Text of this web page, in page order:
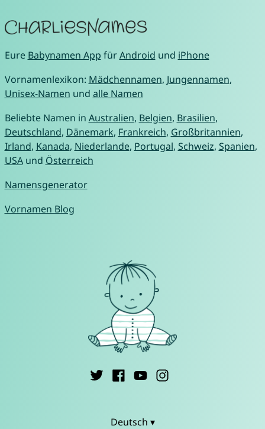
Eure Babynamen App fürAndroid und iPhone
Vornamenlexikon: Mädchennamen, Jungennamen,
Unisex-Namen und alle Namen
Beliebte Namen in Australien, Belgien, Brasilien,
Deutschland, Dänemark, Frankreich, Großbritannien,
Irland, Kanada, Niederlande, Portugal, Schweiz, Spanien,
USAund Österreich
Namensgenerator
Vornamen Blog
Deutsch ▾